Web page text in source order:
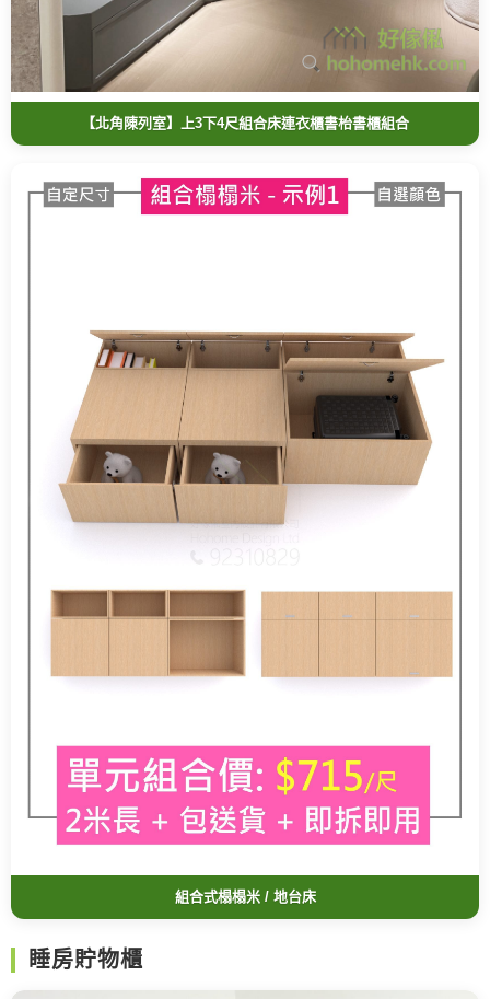
【北角陳列室】上3下4尺組合床連衣櫃書枱書櫃組合
組合式榻榻米 / 地台床
睡房貯物櫃